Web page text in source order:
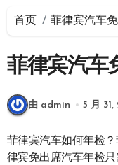
首页 菲律宾汽车
菲律宾汽车
由 admin 5 月 31,
菲律宾汽车如何年检？菲律宾汽车年检如何样可以不出席？菲
律宾免出席汽车年检